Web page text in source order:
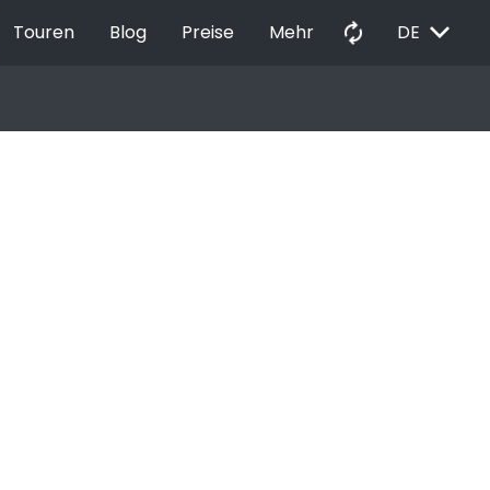
Touren Blog Preise Mehr autorenew DE EXPAND_MORE